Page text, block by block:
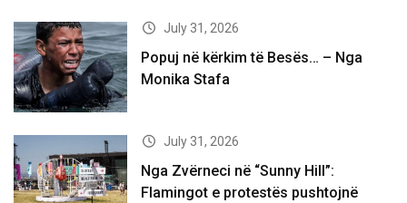
July 31, 2026
Popuj në kërkim të Besës… – Nga
Monika Stafa
July 31, 2026
Nga Zvërneci në “Sunny Hill”:
Flamingot e protestës pushtojnë